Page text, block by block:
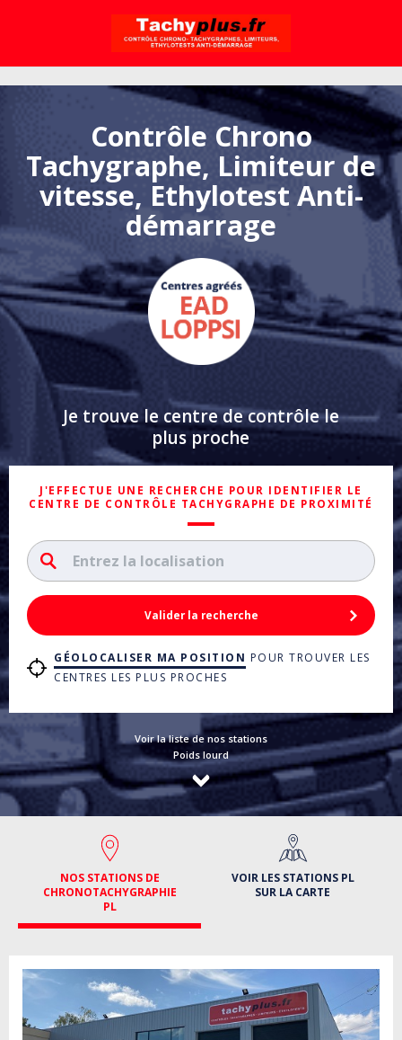
Passer à la navigation principale
Tachyplus.fr
Contrôle Chrono
Tachygraphe, Limiteur de
vitesse, Ethylotest Anti-
démarrage
Je trouve le centre de contrôle le
plus proche
J'EFFECTUE UNE RECHERCHE POUR IDENTIFIER LE
CENTRE DE CONTRÔLE TACHYGRAPHE DE PROXIMITÉ
Valider la recherche
GÉOLOCALISER MA POSITION POUR TROUVER LES
CENTRES LES PLUS PROCHES
Voir la liste de nos stations
Poids lourd
NOS STATIONS DE
CHRONOTACHYGRAPHIE
PL
VOIR LES STATIONS PL
SUR LA CARTE